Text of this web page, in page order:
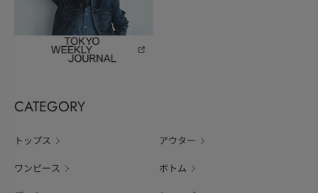
CATEGORY
トップス アウター
ワンピース ボトム